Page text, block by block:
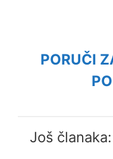
PORUČI
Još članaka: